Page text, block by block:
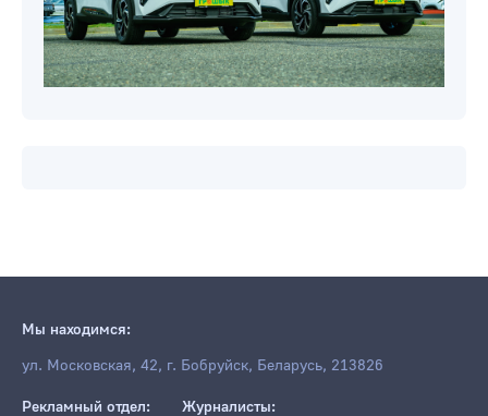
Мы находимся:
ул. Московская, 42, г. Бобруйск, Беларусь, 213826
Рекламный отдел: Журналисты: